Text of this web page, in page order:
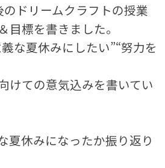
ドリームクラフトの授業
目標を書きました。
な夏休みにしたい”“努力を
けての意気込みを書いてい
夏休みになったか振り返り